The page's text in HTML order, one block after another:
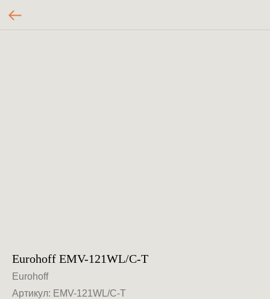
Eurohoff EMV-121WL/C-T
Eurohoff
Артикул: EMV-121WL/C-T